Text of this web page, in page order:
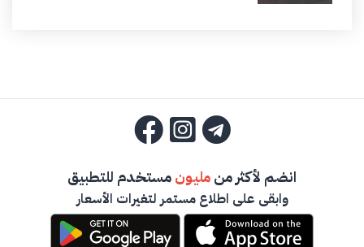
انضم لأكثر منمليونمستخدم للتطبيق
وابقى على اطلاع مستمر لتغيرات الأسعار